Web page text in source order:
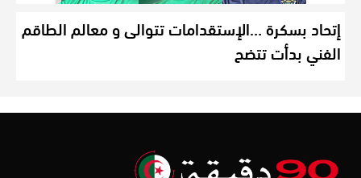
إتحاد بسكرة …الإستقدامات تتوالى و معالم الطاقم
الفني بدأت تتضح